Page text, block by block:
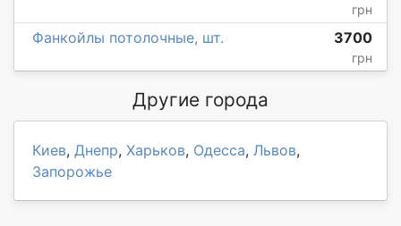
грн
Фанкойлы потолочные, шт. 3700
грн
Другие города
Киев, Днепр, Харьков, Одесса, Львов,
Запорожье